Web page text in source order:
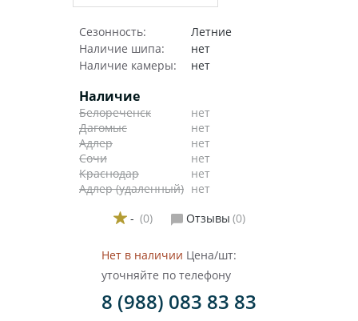
Сезонность:
Летние
Наличие шипа:
нет
Наличие камеры:
нет
Наличие
Белореченск
нет
Дагомыс
нет
Адлер
нет
Сочи
нет
Краснодар
нет
Адлер (удаленный) нет
- (0) Отзывы (0)
Нет в наличии Цена/шт:
уточняйте по телефону
8 (988) 083 83 83